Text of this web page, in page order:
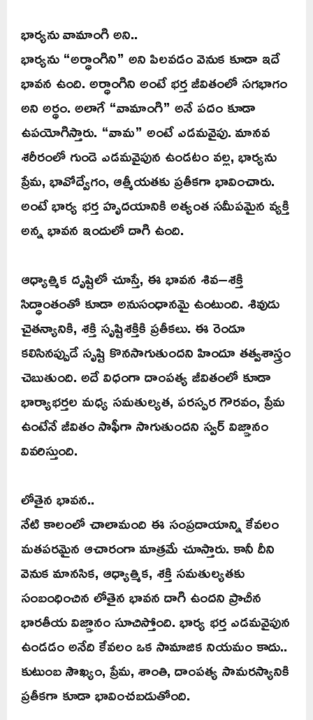
భార్యను వామాంగి అని..
భార్యను “అర్ధాంగిని” అని పిలవడం వెనుక కూడా ఇదే
భావన ఉంది. అర్ధాంగిని అంటే భర్త జీవితంలో సగభాగం
అని అర్థం. అలాగే “వామాంగి” అనే పదం కూడా
ఉపయోగిస్తారు. “వామ” అంటే ఎడమవైపు. మానవ
శరీరంలో గుండె ఎడమవైపున ఉండటం వల్ల, భార్యను
ప్రేమ, భావోద్వేగం, ఆత్మీయతకు ప్రతీకగా భావించారు.
అంటే భార్య భర్త హృదయానికి అత్యంత సమీపమైన వ్యక్తి
అన్న భావన ఇందులో దాగి ఉంది.
ఆధ్యాత్మిక దృష్టిలో చూస్తే, ఈ భావన శివ–శక్తి
సిద్ధాంతంతో కూడా అనుసంధానమై ఉంటుంది. శివుడు
చైతన్యానికి, శక్తి సృష్టిశక్తికి ప్రతీకలు. ఈ రెండూ
కలిసినప్పుడే సృష్టి కొనసాగుతుందని హిందూ తత్వశాస్త్రం
చెబుతుంది. అదే విధంగా దాంపత్య జీవితంలో కూడా
భార్యాభర్తల మధ్య సమతుల్యత, పరస్పర గౌరవం, ప్రేమ
ఉంటేనే జీవితం సాఫీగా సాగుతుందని స్వర్ విజ్ఞానం
వివరిస్తుంది.
లోతైన భావన..
నేటి కాలంలో చాలామంది ఈ సంప్రదాయాన్ని కేవలం
మతపరమైన ఆచారంగా మాత్రమే చూస్తారు. కానీ దీని
వెనుక మానసిక, ఆధ్యాత్మిక, శక్తి సమతుల్యతకు
సంబంధించిన లోతైన భావన దాగి ఉందని ప్రాచీన
భారతీయ విజ్ఞానం సూచిస్తోంది. భార్య భర్త ఎడమవైపున
ఉండడం అనేది కేవలం ఒక సామాజిక నియమం కాదు..
కుటుంబ సౌఖ్యం, ప్రేమ, శాంతి, దాంపత్య సామరస్యానికి
ప్రతీకగా కూడా భావించబడుతోంది.